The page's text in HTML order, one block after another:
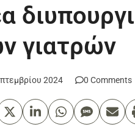
γιατρών
2024 0 Comments